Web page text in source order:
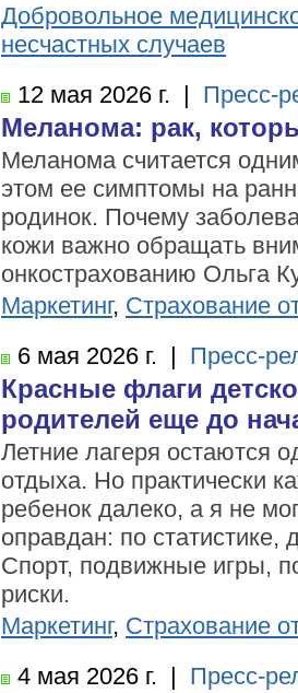
Добровольное
несчастных случаев
12 мая 2026 г. Пресс-
Меланома: рак,
Меланома считается
этом ее симптомы на
родинок. Почему
кожи важно обращать
онкострахованию Ольга
Маркетинг, Страхование
6 мая 2026 г. Пресс-
Красные флаги
родителей еще до
Летние лагеря остаются
отдыха. Но практически
ребенок далеко, а я не
оправдан: по
Спорт, подвижные игры,
риски.
Маркетинг, Страхование
4 мая 2026 г. Пресс-